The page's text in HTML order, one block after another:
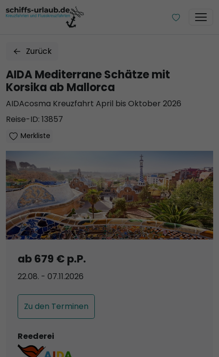
Zurück
AIDA Mediterrane Schätze mit
Korsika ab Mallorca
AIDAcosma Kreuzfahrt April bis Oktober 2026
Reise-ID: 13857
Merkliste
ab 679 € p.P.
22.08. - 07.11.2026
Zu den Terminen
Reederei